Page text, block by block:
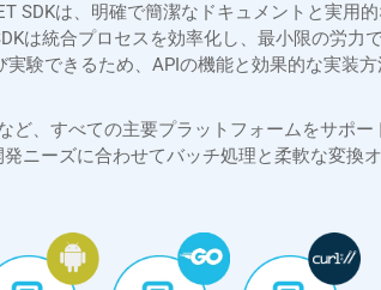
SDKは、明確で簡潔なドキュメントと実用
は統合プロセスを効率化し、最小限の労力
験できるため、APIの機能と効果的な実装
ど、すべての主要プラットフォームをサポー
ニーズに合わせてバッチ処理と柔軟な変換